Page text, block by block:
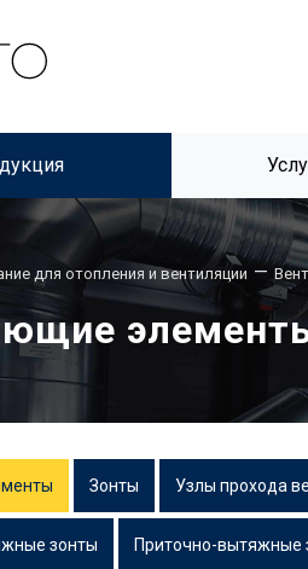
для отопления и вентиляции —
Зонты Узлы прохода
зонты Приточно-вытяжные